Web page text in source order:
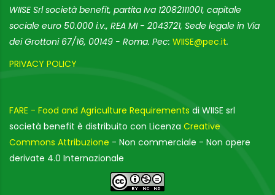
WIISE Srl società benefit, partita Iva 12082111001, capitale
sociale euro 50.000 i.v., REA MI - 2043721, Sede legale in Via
dei Grottoni 67/16, 00149 - Roma. Pec: WIISE@pec.it.
PRIVACY POLICY
FARE - Food and Agriculture Requirements di WIISE srl
società benefit è distribuito con Licenza Creative
Commons Attribuzione - Non commerciale - Non opere
derivate 4.0 Internazionale